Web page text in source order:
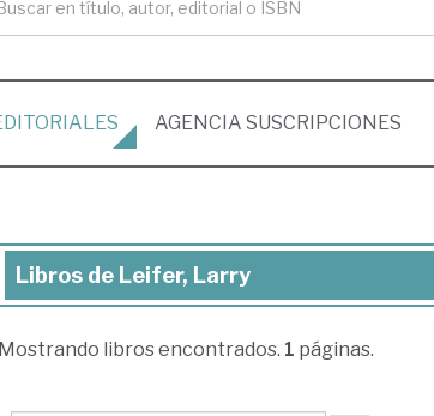
AGENCIA SUSCRIPCIONES
Libros
Leifer,
Libros de Leifer, Larry
Mostrando libros encontrados. 1 páginas.